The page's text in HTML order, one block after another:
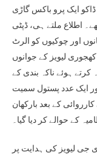
ڈاکو ایک پرو باکس گاڑی
اطلاع ملتے ہی، ڈپٹی
اور چوکیوں کو الرٹ
لیویز کے جوانوں
ہوئے ناکہ بندی کے
ایک عدد پستول سمیت
کے بعد بارکھان
2025کوئٹہ 17مارچ۔ ڈی جی لیویز کی ہدایت پر